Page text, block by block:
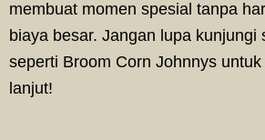
membuat momen spesial tanpa
biaya besar. Jangan lupa kunjungi
seperti Broom Corn Johnnys
lanjut!